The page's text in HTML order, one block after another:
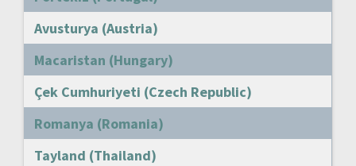
Avusturya (Austria)
Macaristan (Hungary)
Çek Cumhuriyeti (Czech Republic)
Romanya (Romania)
Tayland (Thailand)